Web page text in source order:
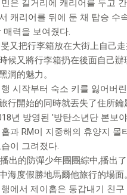
은 길거리에 캐리어를 두고
캐리어를 뒤에 둔 채 탑승 수
매력을 보여줬다.
又把行李箱放在大街上自己
候又將行李箱扔在後面自己辦
洞的魅力。
시작부터 숙소 키를 잃어버
行開始的同時就丟失了住所鑰
년 방영된 '방탄소년단 본보
과 RM이 지중해의 휴양지 몰
이 그려졌다.
出的防彈少年團團綜中,播出
海度假勝地馬爾他旅行的場面。
에서 제이홉은 동갑내기 친구